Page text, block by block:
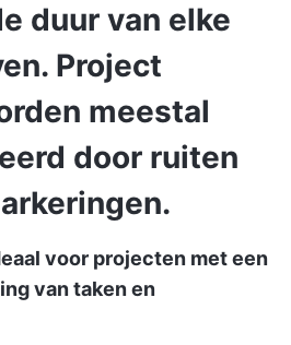
duur van elke
Project
meestal
door ruiten
voor projecten met een
van taken en